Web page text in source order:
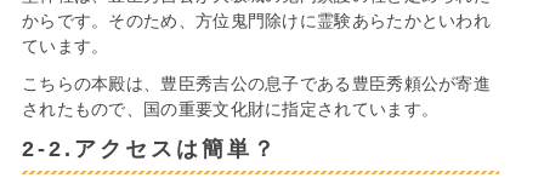
からです。そのため、方位鬼門除けに霊験あらたかといわれ
ています。
こちらの本殿は、豊臣秀吉公の息子である豊臣秀頼公が寄進
されたもので、国の重要文化財に指定されています。
2-2.アクセスは簡単？